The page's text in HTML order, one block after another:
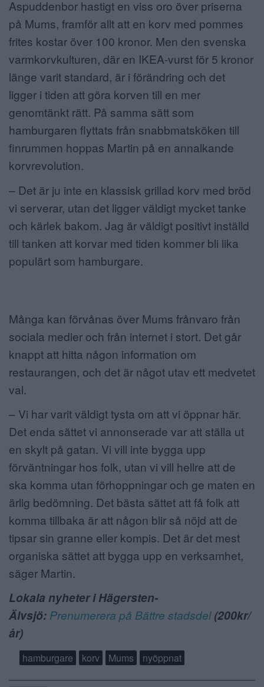
Aspuddenbor hastigt en viss oro över priserna
på Mums, framför allt att en korv med pommes
frites kostar över 100 kronor. Men den svenska
varmkorvkulturen, där en IKEA-vurst för 5 kronor
länge varit standard, är i förändring och det
ligger i tiden att göra korven till en mer
genomtänkt rätt. På samma sätt som
hamburgaren flyttats från snabbmatsköken till
finrummen hoppas Martin på en annalkande
korvrevolution.
– Det är ju inte en klassisk grillad korv med bröd
vi serverar, utan det ligger väldigt mycket tanke
och kärlek bakom. Jag är väldigt positivt inställd
till tanken att korvar med tiden kommer bli lika
populärt som hamburgare.
Många kan förvånas över Mums frånvaro från
sociala medier och från internet i stort. Det går
knappt att hitta någon information om
restaurangen, och det är något utav ett medvetet
val.
– Vi har varit väldigt tysta om att vi öppnar här.
Det enda sättet vi annonserade var att ställa ut
en skylt på gatan. Vi vill inte bygga upp
förväntningar hos folk, utan vi vill hellre att de
ska komma utan förhoppningar och ge maten en
ärlig bedömning. Det bästa sättet att få folk att
komma tillbaka är att någon blir så nöjd att de
tipsar sin granne eller kompis. Det är det mest
organiska sättet att bygga upp en verksamhet,
säger Martin.
Lokala nyheter i Hägersten-
Älvsjö: Prenumerera på Bättre stadsdel(200kr/
år)
hamburgare korv Mums nyöppnat